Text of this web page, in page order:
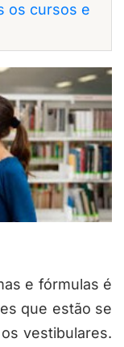
os cursos e
e fórmulas é
que estão se
vestibulares.